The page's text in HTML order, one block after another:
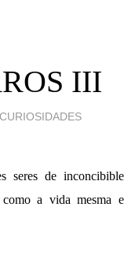
III
CURIOSIDADES
seres de inconcibible
a vida mesma e